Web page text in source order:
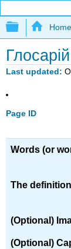
Home
Глосарій
Last updated
Page ID